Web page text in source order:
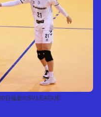
日撮影©SV.LEAGUE